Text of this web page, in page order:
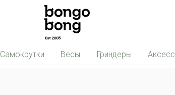
Самокрутки Весы Гриндеры